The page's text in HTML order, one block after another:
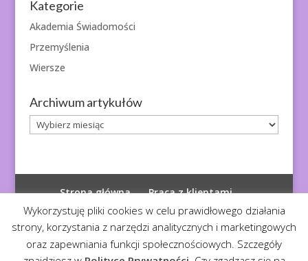
Kategorie
Akademia Świadomości
Przemyślenia
Wiersze
Archiwum artykułów
Archiwum
artykułów
Strona główna
Praca z klientami
Polityka prywatności
Wykorzystuję pliki cookies w celu prawidłowego działania
strony, korzystania z narzędzi analitycznych i marketingowych
oraz zapewniania funkcji społecznościowych. Szczegóły